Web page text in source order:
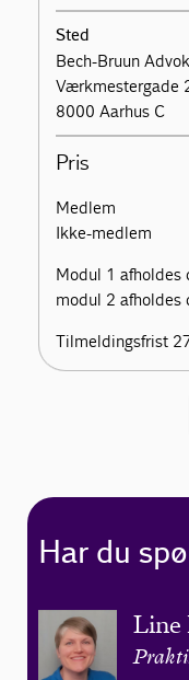
Sted
Bech-Bruun
Værkmestergade
8000 Aarhus C
Pris
Medlem
Ikke-medlem
Modul 1 afholdes
modul 2 afholdes
Tilmeldingsfrist
Har du
Line